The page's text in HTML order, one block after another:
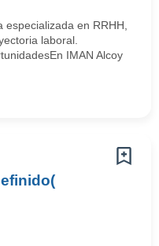
en RRHH,
laboral.
IMAN Alcoy